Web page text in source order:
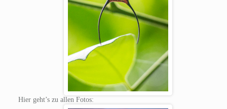
Hier geht’s zu allen Fotos: